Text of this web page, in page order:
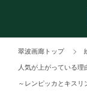
翠波画廊トップ
人気が上がっている理
～レンピッカとキスリ